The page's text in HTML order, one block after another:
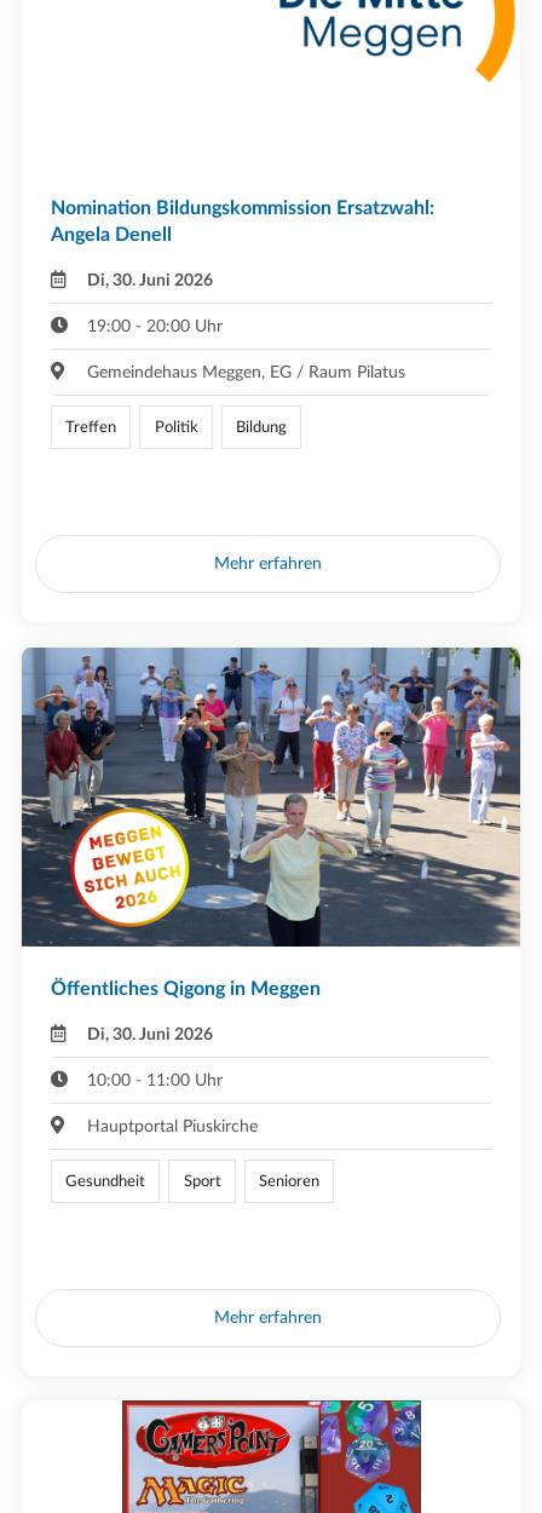
Nomination Bildungskommission Ersatzwahl:
Angela Denell
Di, 30. Juni 2026
19:00 - 20:00 Uhr
Gemeindehaus Meggen, EG / Raum Pilatus
Treffen Politik Bildung
Mehr erfahren
Öffentliches Qigong in Meggen
Di, 30. Juni 2026
10:00 - 11:00 Uhr
Hauptportal Piuskirche
Gesundheit Sport Senioren
Mehr erfahren